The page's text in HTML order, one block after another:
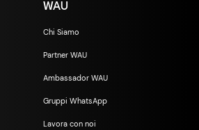
WAU
Chi Siamo
Partner WAU
Ambassador WAU
Gruppi WhatsApp
Lavora con noi